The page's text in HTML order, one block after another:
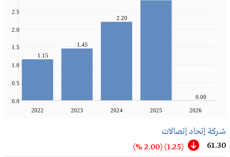
1.15
1.45
2.20
0.00
2022 2023 2024 2025 2026
0.0
0.5
1.0
1.5
2.0
2.5
شركة إتحاد إتصالات
61.30
(1.25)
(2.00 %)